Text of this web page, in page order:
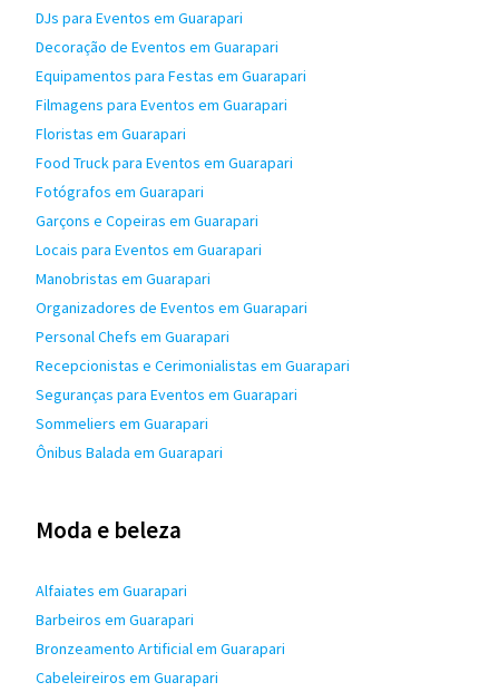
DJs para Eventos em Guarapari
Decoração de Eventos em Guarapari
Equipamentos para Festas em Guarapari
Filmagens para Eventos em Guarapari
Floristas em Guarapari
Food Truck para Eventos em Guarapari
Fotógrafos em Guarapari
Garçons e Copeiras em Guarapari
Locais para Eventos em Guarapari
Manobristas em Guarapari
Organizadores de Eventos em Guarapari
Personal Chefs em Guarapari
Recepcionistas e Cerimonialistas em Guarapari
Seguranças para Eventos em Guarapari
Sommeliers em Guarapari
Ônibus Balada em Guarapari
Moda e beleza
Alfaiates em Guarapari
Barbeiros em Guarapari
Bronzeamento Artificial em Guarapari
Cabeleireiros em Guarapari